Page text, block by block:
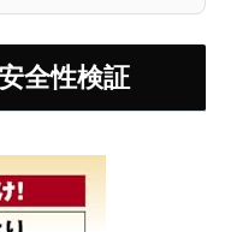
全性検証